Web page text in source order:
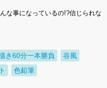
な事になっているの!?信じられな
き60分一本勝負
谷風
色鉛筆